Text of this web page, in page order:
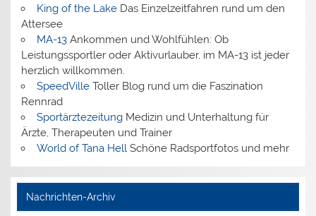
King of the LakeDas Einzelzeitfahren rund um den
Attersee
MA-13Ankommen und Wohlfühlen: Ob
Leistungssportler oder Aktivurlauber, im MA-13 ist jeder
herzlich willkommen.
SpeedVilleToller Blog rund um die Faszination
Rennrad
SportärztezeitungMedizin und Unterhaltung für
Ärzte, Therapeuten und Trainer
World of Tana HellSchöne Radsportfotos und mehr
Nachrichten-Archiv